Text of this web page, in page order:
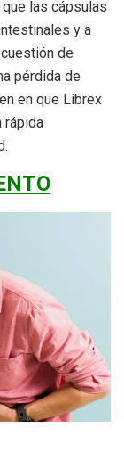
las cápsulas
y a
de
pérdida de
en que Librex
rápida